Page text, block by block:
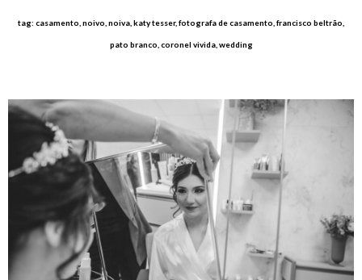
tag: casamento, noivo, noiva, katy tesser, fotografa de casamento, francisco beltrão,
pato branco, coronel vivida, wedding